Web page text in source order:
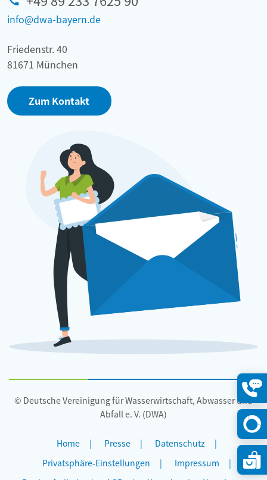
info@dwa-bayern.de
Friedenstr. 40
81671 München
Zum Kontakt
© Deutsche Vereinigung für Wasserwirtschaft, Abwasser und
Abfall e. V. (DWA)
Home Presse
Datenschutz
Privatsphäre-Einstellungen
Impressum